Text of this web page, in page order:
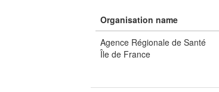
Organisation name
Agence Régionale de Santé
Île de France